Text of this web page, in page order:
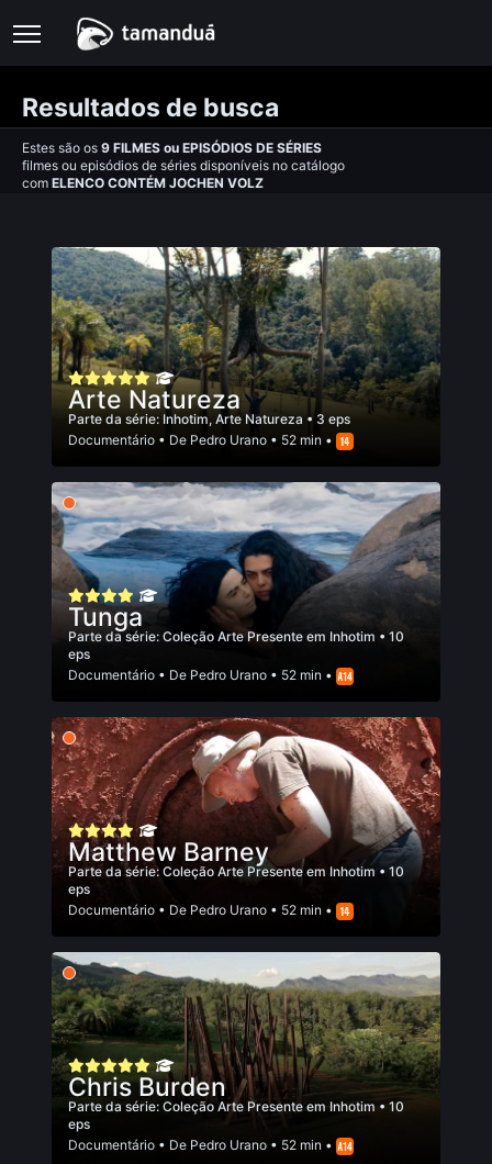
Resultados de busca
Estes são os 9 FILMES ou EPISÓDIOS DE SÉRIES
filmes ou episódios de séries disponíveis no catálogo
com ELENCO CONTÉM JOCHEN VOLZ
Arte Natureza
Parte da série: Inhotim, Arte Natureza • 3 eps
Documentário • De Pedro Urano • 52 min •
Tunga
Parte da série: Coleção Arte Presente em Inhotim • 10
eps
Documentário • De Pedro Urano • 52 min •
Matthew Barney
Parte da série: Coleção Arte Presente em Inhotim • 10
eps
Documentário • De Pedro Urano • 52 min •
Chris Burden
Parte da série: Coleção Arte Presente em Inhotim • 10
eps
Documentário • De Pedro Urano • 52 min •